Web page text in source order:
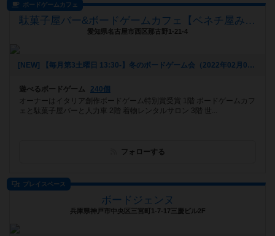
ボードゲームカフェ
駄菓子屋バー&ボードゲームカフェ【ベネチ屋みうらん】
愛知県名古屋市西区那古野1-21-4
[NEW] 【毎月第3土曜日 13:30-】冬のボードゲーム会（2022年02月06日 10時10分）
遊べるボードゲーム
240個
オーナーはイタリア創作ボードゲーム特別賞受賞 1階 ボードゲームカフ
ェと駄菓子屋バーと人力車 2階 着物レンタルサロン 3階 世...
フォローする
プレイスペース
ボードジェンヌ
兵庫県神戸市中央区三宮町1-7-17三慶ビル2F